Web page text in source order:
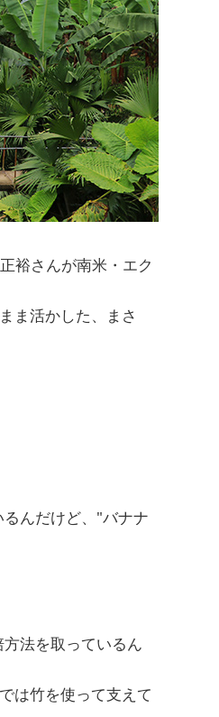
裕さんが南米・エク
ま活かした、まさ
んだけど、"バナナ
法を取っているん
は竹を使って支えて